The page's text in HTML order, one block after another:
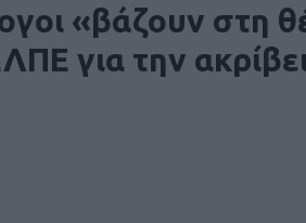
«βάζουν στη
για την